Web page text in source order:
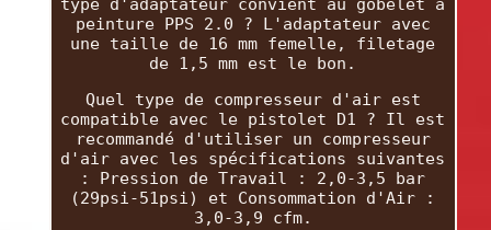
type d'adaptateur convient au gobelet à
peinture PPS 2.0 ? L'adaptateur avec
une taille de 16 mm femelle, filetage
de 1,5 mm est le bon.
Quel type de compresseur d'air est
compatible avec le pistolet D1 ? Il est
recommandé d'utiliser un compresseur
d'air avec les spécifications suivantes
: Pression de Travail : 2,0-3,5 bar
(29psi-51psi) et Consommation d'Air :
3,0-3,9 cfm.